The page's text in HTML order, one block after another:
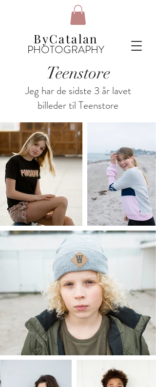
ByCatalan
PHOTOGRAPHY
Teenstore
Jeg har de sidste 3 år lavet
billeder til Teenstore